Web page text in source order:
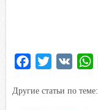
c
i
a
Другие статьи по теме: